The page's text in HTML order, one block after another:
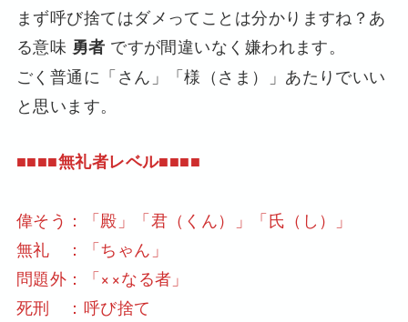
まず呼び捨てはダメってことは分かりますね？あ
る意味 勇者 ですが間違いなく嫌われます。
ごく普通に「さん」「様（さま）」あたりでいい
と思います。
■■■■無礼者レベル■■■■
偉そう：「殿」「君（くん）」「氏（し）」
無礼 ：「ちゃん」
問題外：「××なる者」
死刑 ：呼び捨て